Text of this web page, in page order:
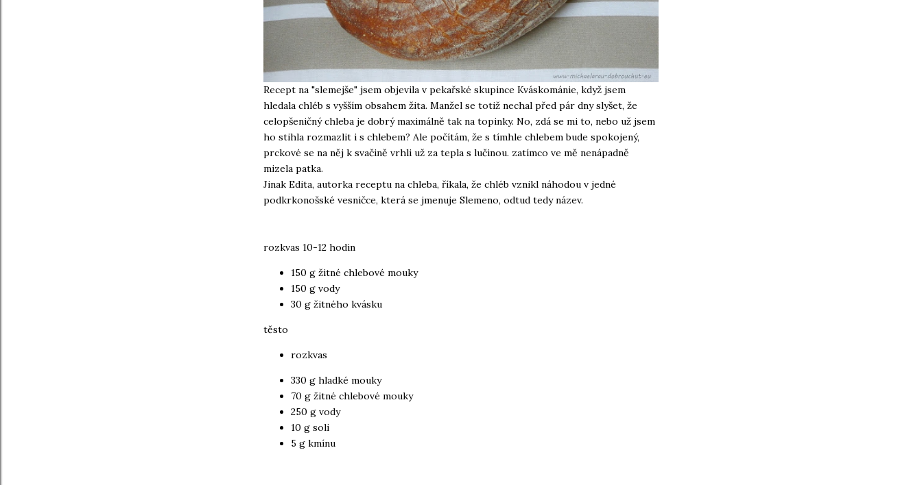
Recept na "slemejše" jsem objevila v pekařské skupince Kváskománie, když jsem
hledala chléb s vyšším obsahem žita. Manžel se totiž nechal před pár dny slyšet, že
celopšeničný chleba je dobrý maximálně tak na topinky. No, zdá se mi to, nebo už jsem
ho stihla rozmazlit i s chlebem? Ale počítám, že s tímhle chlebem bude spokojený,
prckové se na něj k svačině vrhli už za tepla s lučinou. zatímco ve mě nenápadně
mizela patka.
Jinak Edita, autorka receptu na chleba, říkala, že chléb vznikl náhodou v jedné
podkrkonošské vesničce, která se jmenuje Slemeno, odtud tedy název.
rozkvas 10-12 hodin
150 g žitné chlebové mouky
150 g vody
30 g žitného kvásku
těsto
rozkvas
330 g hladké mouky
70 g žitné chlebové mouky
250 g vody
10 g soli
5 g kmínu